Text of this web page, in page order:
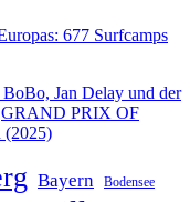
677 Surfcamps
Jan Delay und der
GRAND PRIX OF
(2025)
Bayern Bodensee